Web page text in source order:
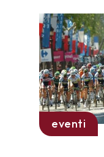
eventi